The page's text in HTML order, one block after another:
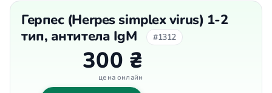
Герпес (Herpes simplex virus) 1-2
тип, антитела IgМ
#1312
300 ₴
цена онлайн